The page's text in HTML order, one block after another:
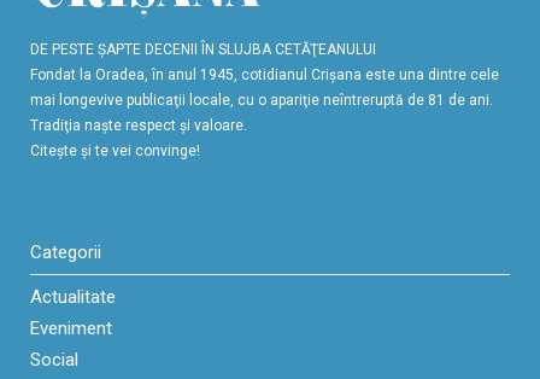
DE PESTE ŞAPTE DECENII ÎN SLUJBA CETĂŢEANULUI
Fondat la Oradea, în anul 1945, cotidianul Crişana este una dintre cele
mai longevive publicaţii locale, cu o apariţie neîntreruptă de 81 de ani.
Tradiţia naşte respect şi valoare.
Citeşte şi te vei convinge!
Categorii
Actualitate
Eveniment
Social